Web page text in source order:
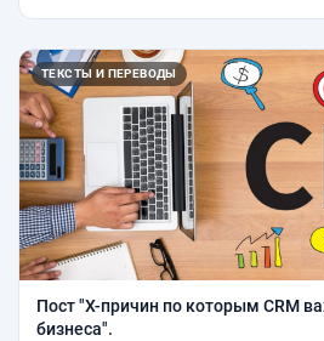
ТЕКСТЫ И ПЕРЕВОДЫ
Пост "X-причин по которым CRM
бизнеса".